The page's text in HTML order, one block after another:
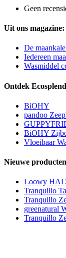
Geen
Uit ons magazine:
De
Iedereen
Wasmiddel
Ontdek
BiOHY
pandoo
BiOHY
Vloeibaar
Nieuwe
Loowy
Tranquillo
Tranquillo
greenatural
Tranquillo